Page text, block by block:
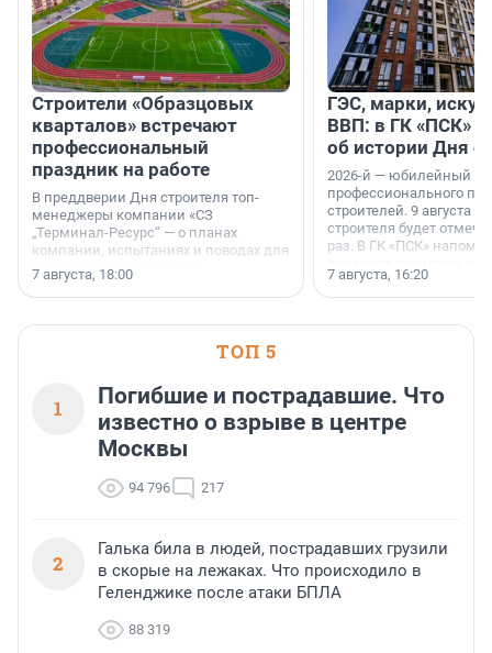
Строители «Образцовых
кварталов» встречают
профессиональный
праздник на работе
В преддверии Дня строителя топ-
менеджеры компании «СЗ
„Терминал-Ресурс“ — о планах
компании, испытаниях и поводах для
осторожного оптимизма.
7 августа, 18:00
ГЭС, марки,
ВВП: в ГК «ПСК»
об истории Дня
2026-й — юбилейный
профессионального
строителей. 9 августа
строителя будет
раз. В ГК «ПСК»
поменялась роль
7 августа, 16:20
ТОП 5
1
Погибшие и пострадавшие. Что
известно о взрыве в центре
Москвы
94 796 217
2
Галька била в людей, пострадавших грузили
в скорые на лежаках. Что происходило в
Геленджике после атаки БПЛА
88 319